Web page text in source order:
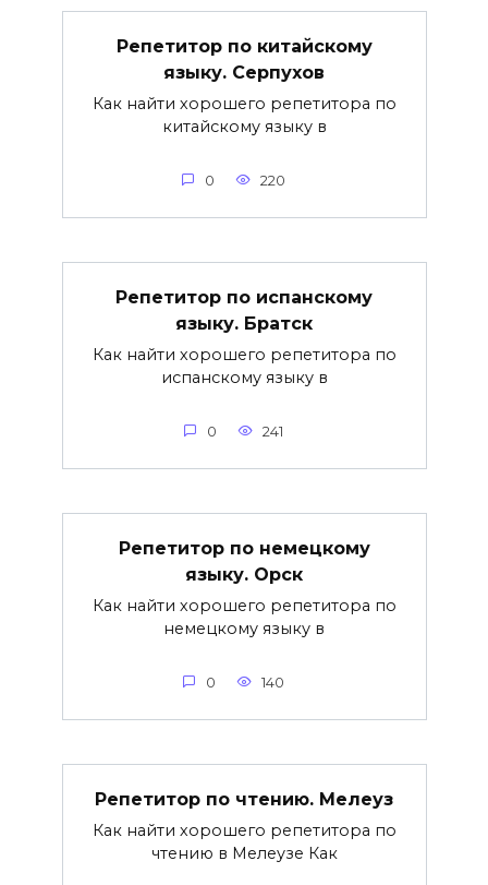
Репетитор по китайскому
языку. Серпухов
Как найти хорошего репетитора по
китайскому языку в
0 220
Репетитор по испанскому
языку. Братск
Как найти хорошего репетитора по
испанскому языку в
0 241
Репетитор по немецкому
языку. Орск
Как найти хорошего репетитора по
немецкому языку в
0 140
Репетитор по чтению. Мелеуз
Как найти хорошего репетитора по
чтению в Мелеузе Как